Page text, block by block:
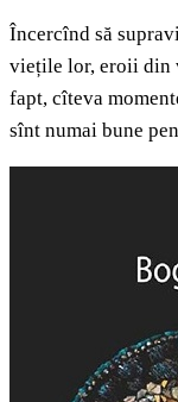
Încercînd să
viețile lor, eroii din
fapt, cîteva
sînt numai bune